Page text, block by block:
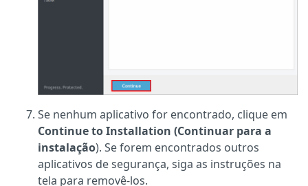
Se nenhum aplicativo for encontrado, clique em
Continue to Installation (Continuar para a
instalação). Se forem encontrados outros
aplicativos de segurança, siga as instruções na
tela para removê-los.